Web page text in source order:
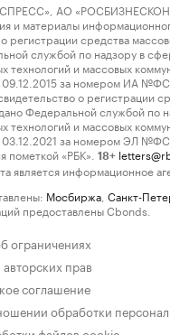
АО
и материалы
регистрации средства
службой по надзору в
технологий и массовых
за номером ИА
о регистрации
Федеральной службой по
технологий и массовых
03.12.2021 за номером ЭЛ
пометкой «РБК».
18+
является информационное
Мосбиржа Санкт-
предоставлены Cbonds.
ограничениях
прав
соглашение
обработки